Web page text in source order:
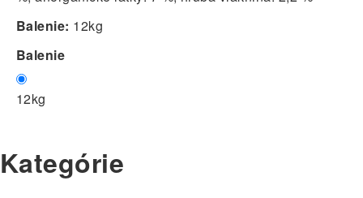
Balenie: 12kg
Balenie
12kg
Kategórie